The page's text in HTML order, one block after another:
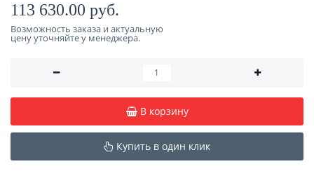
113 630.00 руб.
Возможность заказа и актуальную
цену уточняйте у менеджера.
В корзину
Купить в один клик